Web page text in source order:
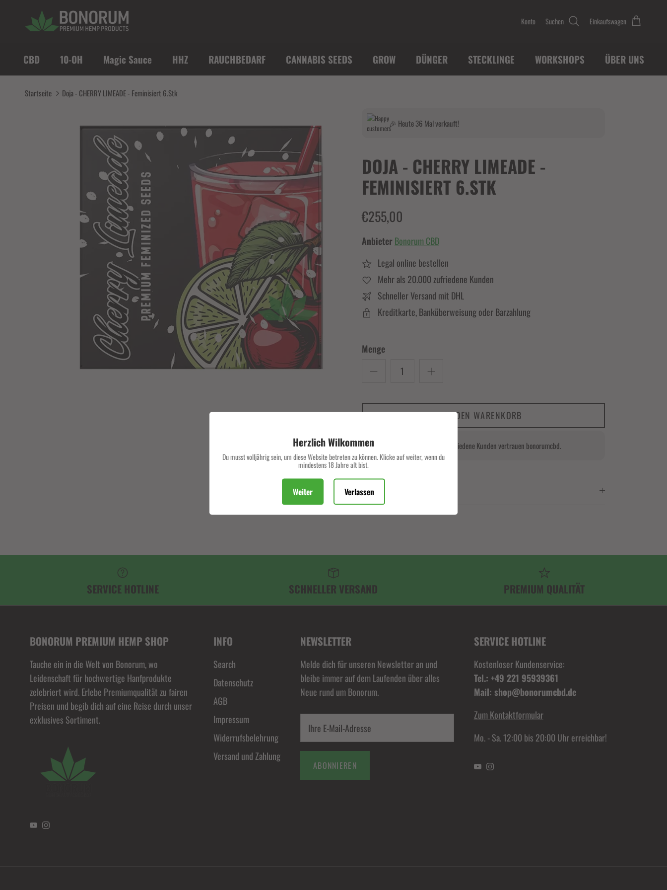
Konto Suchen Einkaufswagen
CBD 10-OH Magic Sauce HHZ RAUCHBEDARF CANNABIS SEEDS GROW DÜNGER STECKLINGE WORKSHOPS ÜBER UNS
Startseite Doja - CHERRY LIMEADE - Feminisiert 6.Stk
🎉 Heute 36 Mal verkauft!
DOJA - CHERRY LIMEADE -
FEMINISIERT 6.STK
€255,00
Anbieter Bonorum CBD
Legal online bestellen
Mehr als 20.000 zufriedene Kunden
Schneller Versand mit DHL
Kreditkarte, Banküberweisung oder Barzahlung
Menge
IN DEN WARENKORB
Isabella D. und 7.800 zufriedene Kunden vertrauen bonorumcbd.
Beschreibung
SERVICE HOTLINE SCHNELLER VERSAND PREMIUM QUALITÄT
BONORUM PREMIUM HEMP SHOP
Tauche ein in die Welt von Bonorum, wo
Leidenschaft für hochwertige Hanfprodukte
zelebriert wird. Erlebe Premiumqualität zu fairen
Preisen und begib dich auf eine Reise durch unser
exklusives Sortiment.
YouTubeInstagram
INFO
Search
Datenschutz
AGB
Impressum
Widerrufsbelehrung
Versand und Zahlung
NEWSLETTER
Melde dich für unseren Newsletter an und
bleibe immer auf dem Laufenden über alles
Neue rund um Bonorum.
ABONNIEREN
SERVICE HOTLINE
Kostenloser Kundenservice:
Tel.: +49 221 95939361
Mail: shop@bonorumcbd.de
Zum Kontaktformular
Mo. - Sa. 12:00 bis 20:00 Uhr erreichbar!
YouTubeInstagram
Herzlich Wilkommen
Du musst volljährig sein, um diese Website betreten zu können. Klicke auf weiter, wenn du
mindestens 18 Jahre alt bist.
Weiter Verlassen